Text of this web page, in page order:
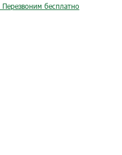
Перезвоним бесплатно